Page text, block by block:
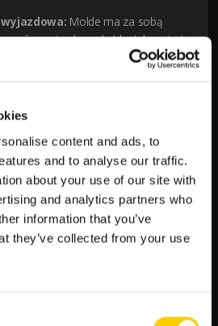
content and ads, to
and to analyse our traffic.
about your use of our site with
and analytics partners who
information that you’ve
they’ve collected from your use
Molde ma za sobą
wyjazdowych. Ich styl gry jest
im dostosowywać się do
międzynarodowe:
doświadczenia w meczach o
presję i potrafią zarządzać
sytuacjach.
Molde posiada wielu
graczy, co daje im większą głębię
przy ewentualnych kontuzjach,
do dyspozycji wartościowych
Molde znane jest z szybkiej gry, która